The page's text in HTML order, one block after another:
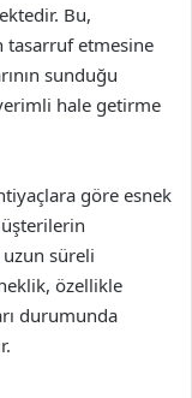
Bu,
tasarruf etmesine
sunduğu
hale getirme
göre esnek
uzun süreli
özellikle
durumunda